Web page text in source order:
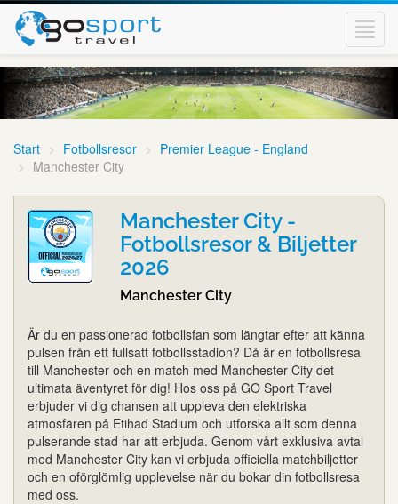
Start Fotbollsresor
Premier League - England
Manchester City
Manchester City -
Fotbollsresor & Biljetter
2026
Manchester City
Är du en passionerad fotbollsfan som längtar efter att känna
pulsen från ett fullsatt fotbollsstadion? Då är en fotbollsresa
till Manchester och en match med Manchester City det
ultimata äventyret för dig! Hos oss på GO Sport Travel
erbjuder vi dig chansen att uppleva den elektriska
atmosfären på Etihad Stadium och utforska allt som denna
pulserande stad har att erbjuda. Genom vårt exklusiva avtal
med Manchester City kan vi erbjuda officiella matchbiljetter
och en oförglömlig upplevelse när du bokar din fotbollsresa
med oss.